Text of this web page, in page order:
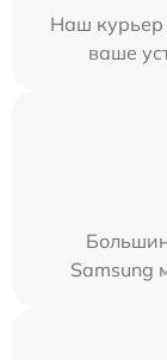
Наш курьер
ваше
Samsung